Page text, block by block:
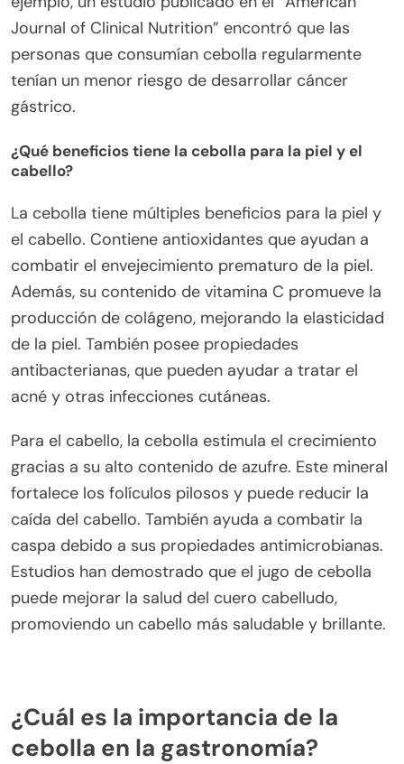
Journal of Clinical Nutrition” encontró que las
personas que consumían cebolla regularmente
tenían un menor riesgo de desarrollar cáncer
gástrico.
¿Qué beneficios tiene la cebolla para la piel y el
cabello?
La cebolla tiene múltiples beneficios para la piel y
el cabello. Contiene antioxidantes que ayudan a
combatir el envejecimiento prematuro de la piel.
Además, su contenido de vitamina C promueve la
producción de colágeno, mejorando la elasticidad
de la piel. También posee propiedades
antibacterianas, que pueden ayudar a tratar el
acné y otras infecciones cutáneas.
Para el cabello, la cebolla estimula el crecimiento
gracias a su alto contenido de azufre. Este mineral
fortalece los folículos pilosos y puede reducir la
caída del cabello. También ayuda a combatir la
caspa debido a sus propiedades antimicrobianas.
Estudios han demostrado que el jugo de cebolla
puede mejorar la salud del cuero cabelludo,
promoviendo un cabello más saludable y brillante.
¿Cuál es la importancia de la
cebolla en la gastronomía?